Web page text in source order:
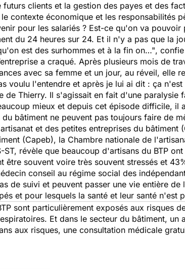
clients et la gestion des payes et des
contexte économique et les responsabilités
pour les salariés ? Est-ce qu'on va
du 24 heures sur 24. Et il n'y a pas que la
est des surhommes et à la fin on…",
a craqué. Après plusieurs mois de
avec sa femme et un jour, au réveil, elle
voulu l'entendre et après je lui ai dit : ça
de Thierry. Il s'agissait en fait d'une
mieux et depuis cet épisode difficile, il
bâtiment ne peuvent pas toujours faire de
et des petites entreprises du bâtiment
(Capeb), la Chambre nationale de
ST, révèle que beaucoup d'artisans du BTP
être souvent voire très souvent stressés et
conseil au régime social des
de suivi et peuvent passer une vie entière
et pour lesquels la santé et leur santé n'est
sont particulièrement exposés aux risques
Et dans le secteur du bâtiment,
aux risques, une consultation médicale